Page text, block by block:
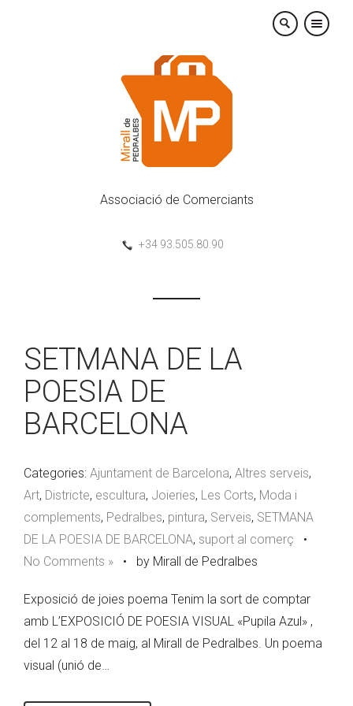
×
Associació de Comerciants
+34 93.505.80.90
SETMANA DE LA
POESIA DE
BARCELONA
Categories: Ajuntament de Barcelona, Altres serveis,
Art, Districte, escultura, Joieries, Les Corts, Moda i
complements, Pedralbes, pintura, Serveis, SETMANA
DE LA POESIA DE BARCELONA, suport al comerç •
No Comments » • by Mirall de Pedralbes
Exposició de joies poema Tenim la sort de comptar
amb L’EXPOSICIÓ DE POESIA VISUAL «Pupila Azul» ,
del 12 al 18 de maig, al Mirall de Pedralbes. Un poema
visual (unió de…